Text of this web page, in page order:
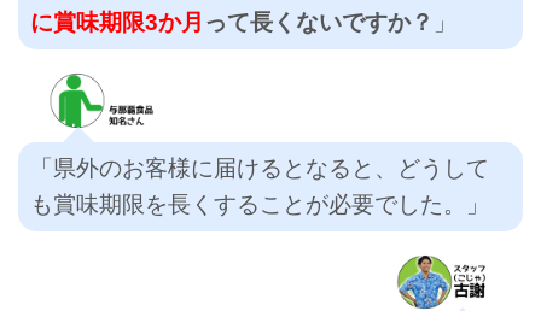
に賞味期限3か月 って長くないですか？ 」
「県外のお客様に届けるとなると、どうして
も賞味期限を長くすることが必要でした。」